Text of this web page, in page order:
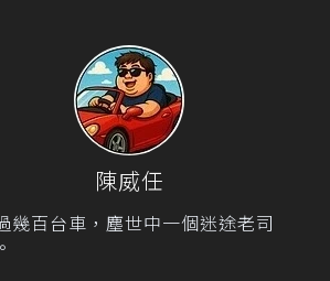
陳威任
幾百台車，塵世中一個迷途老司